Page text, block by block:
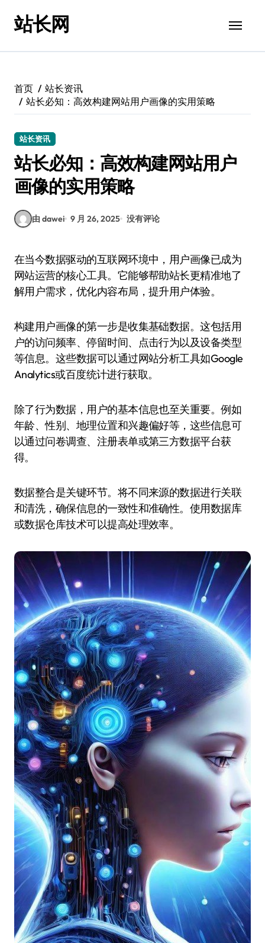
站长网
首页
站长资讯
站长必知：高效构建网站用户画像的实用策略
站长资讯
站长必知：高效构建网站用户
画像的实用策略
由 dawei 9 月 26, 2025 没有评论
在当今数据驱动的互联网环境中，用户画像已成为
网站运营的核心工具。它能够帮助站长更精准地了
解用户需求，优化内容布局，提升用户体验。
构建用户画像的第一步是收集基础数据。这包括用
户的访问频率、停留时间、点击行为以及设备类型
等信息。这些数据可以通过网站分析工具如Google
Analytics或百度统计进行获取。
除了行为数据，用户的基本信息也至关重要。例如
年龄、性别、地理位置和兴趣偏好等，这些信息可
以通过问卷调查、注册表单或第三方数据平台获
得。
数据整合是关键环节。将不同来源的数据进行关联
和清洗，确保信息的一致性和准确性。使用数据库
或数据仓库技术可以提高处理效率。